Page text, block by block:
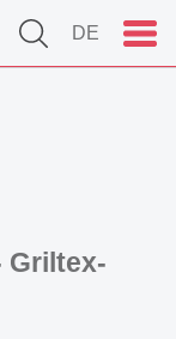
DE
Griltex-